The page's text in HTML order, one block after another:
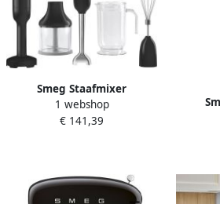
Smeg Staafmixer
HBF22BLEU Zwart Jaren '50
stijl Met accessoires
1 webshop
€ 141,39